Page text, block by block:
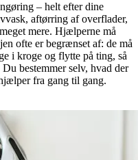
– helt efter dine
aftørring af overflader,
mere. Hjælperne må
ofte er begrænset af: de må
i kroge og flytte på ting, så
bestemmer selv, hvad der
fra gang til gang.